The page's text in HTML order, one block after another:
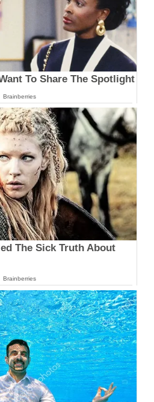
To Share The Spotlight
Brainberries
The Sick Truth About
Brainberries